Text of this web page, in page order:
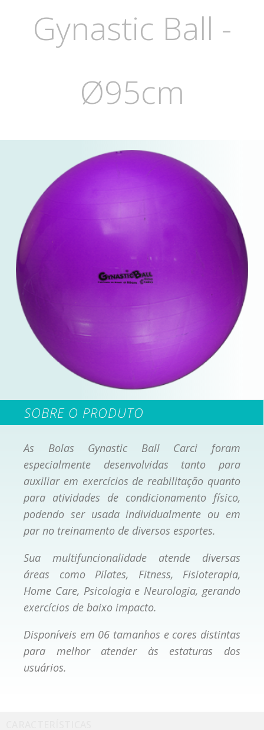
Gynastic Ball -
Ø95cm
SOBRE O PRODUTO
As Bolas Gynastic Ball Carci foram
especialmente desenvolvidas tanto para
auxiliar em exercícios de reabilitação quanto
para atividades de condicionamento físico,
podendo ser usada individualmente ou em
par no treinamento de diversos esportes.
Sua multifuncionalidade atende diversas
áreas como Pilates, Fitness, Fisioterapia,
Home Care, Psicologia e Neurologia, gerando
exercícios de baixo impacto.
Disponíveis em 06 tamanhos e cores distintas
para melhor atender às estaturas dos
usuários.